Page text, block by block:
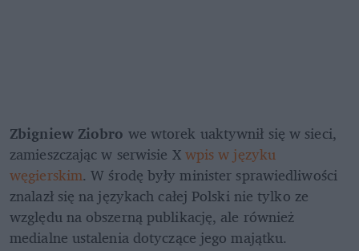
Zbigniew Ziobro we wtorek uaktywnił się w sieci,
zamieszczając w serwisie X wpis w języku
węgierskim. W środę były minister sprawiedliwości
znalazł się na językach całej Polski nie tylko ze
względu na obszerną publikację, ale również
medialne ustalenia dotyczące jego majątku.